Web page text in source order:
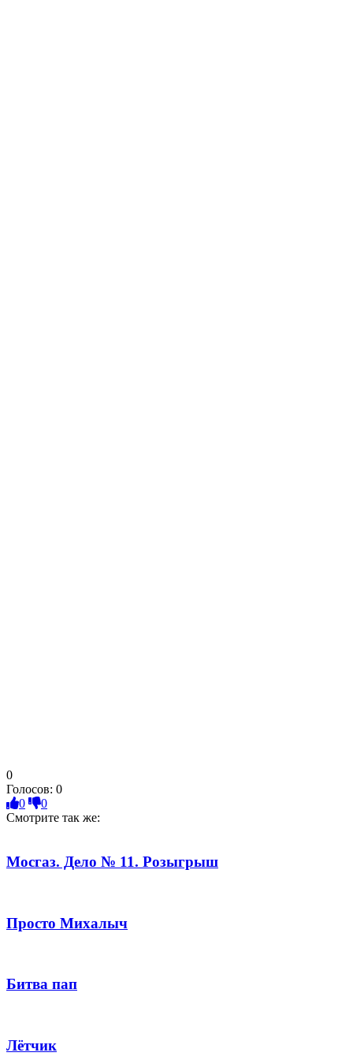
0
Голосов: 0
0
0
Смотрите так же:
Мосгаз. Дело № 11. Розыгрыш
Просто Михалыч
Битва пап
Лётчик